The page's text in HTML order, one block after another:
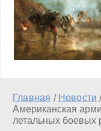
Главная / Новости
Американская
летальных боевых